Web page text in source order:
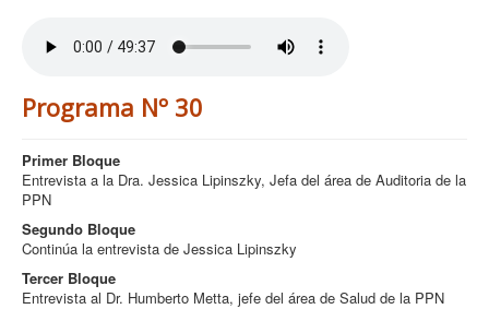
Programa Nº 30
Primer Bloque
Entrevista a la Dra. Jessica Lipinszky, Jefa del área de Auditoria de la
PPN
Segundo Bloque
Continúa la entrevista de Jessica Lipinszky
Tercer Bloque
Entrevista al Dr. Humberto Metta, jefe del área de Salud de la PPN